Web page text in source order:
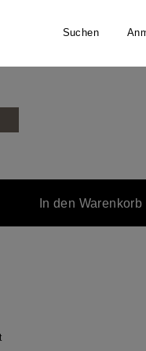
Suchen
In den Warenkorb